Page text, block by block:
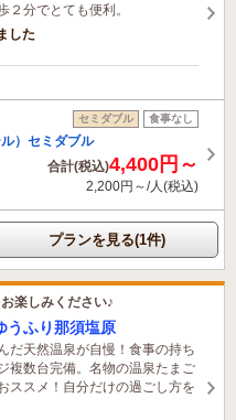
２分でとても便利。
ます
セミダブル 食事なし
）セミダブル
合計(税込)4,400円～
2,200円～/人(税込)
プランを見る(1件)
楽しみください♪
うふり那須塩原
だ天然温泉が自慢！食事の持ち
複数台完備。名物の温泉たまご
ススメ！自分だけの過ごし方を